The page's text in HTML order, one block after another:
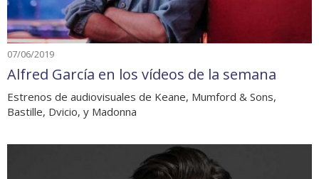
07/06/2019
Alfred García en los vídeos de la semana
Estrenos de audiovisuales de Keane, Mumford & Sons,
Bastille, Dvicio, y Madonna